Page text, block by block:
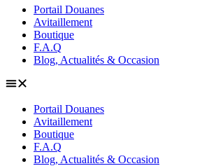
Portail Douanes
Avitaillement
Boutique
F.A.Q
Blog, Actualités & Occasion
Portail Douanes
Avitaillement
Boutique
F.A.Q
Blog, Actualités & Occasion